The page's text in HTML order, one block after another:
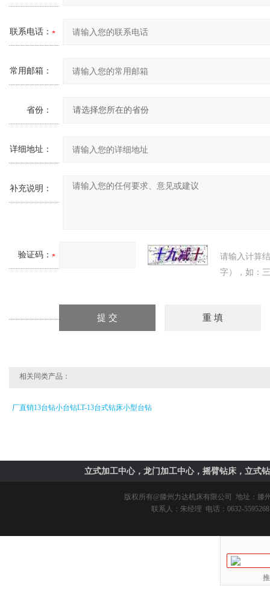
联系电话：
常用邮箱：
省份：
详细地址：
补充说明：
验证码：
请输入计算
字），如：
相关同类产品：
厂直销13台钻小台钻LT-13台式钻床小型台钻
立式加工中心，龙门加工中心，摇臂钻床，立式
版权所有@滕州力达机床有限公司
地址：滕
联系人：朱经理 电话：0632-